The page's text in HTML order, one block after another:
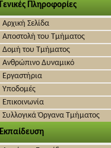
Γενικές Πληροφορίες
Αρχική Σελίδα
Αποστολή του Τμήματος
Δομή του Τμήματος
Ανθρώπινο Δυναμικό
Εργαστήρια
Υποδομές
Επικοινωνία
Συλλογικά Όργανα Τμήματος
Εκπαίδευση